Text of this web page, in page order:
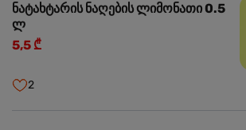
ნატახტარის ნაღების ლიმონათი 0.5
ლ
5,5 ₾
2